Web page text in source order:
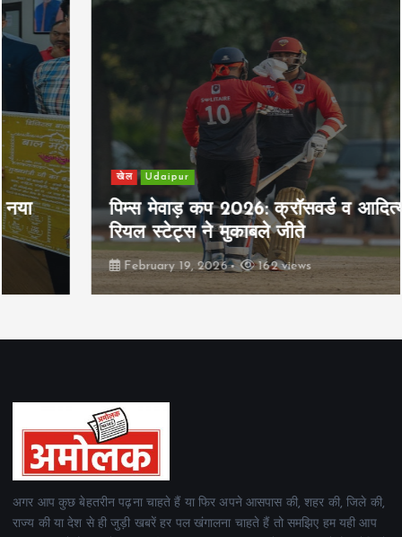
खेल Udaipur
पिम्स मेवाड़ कप 2026: क्रॉसवर्ड व आदित्यम
रियल स्टेट्स ने मुकाबले जीते
February 19, 2026 162 views
अगर आप कुछ बेहतरीन पढ़ना चाहते हैं या फिर अपने आसपास की, शहर की, जिले की,
राज्य की या देश से ही जुड़ी खबरें हर पल खंगालना चाहते हैं तो समझिए हम यही आप